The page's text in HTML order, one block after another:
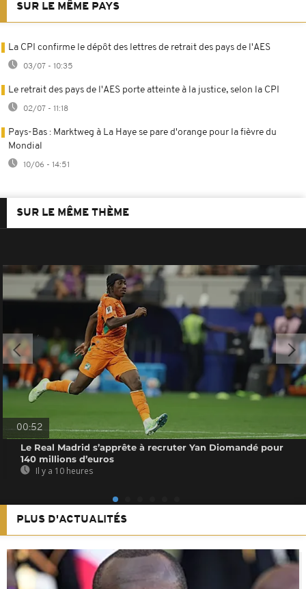
SUR LE MÊME PAYS
La CPI confirme le dépôt des lettres de retrait des pays de l'AES
03/07 - 10:35
Le retrait des pays de l'AES porte atteinte à la justice, selon la CPI
02/07 - 11:18
Pays-Bas : Marktweg à La Haye se pare d'orange pour la fièvre du
Mondial
10/06 - 14:51
SUR LE MÊME THÈME
00:52
Le Real Madrid s’apprête à recruter Yan Diomandé pour
140 millions d’euros
Il y a 10 heures
PLUS D'ACTUALITÉS